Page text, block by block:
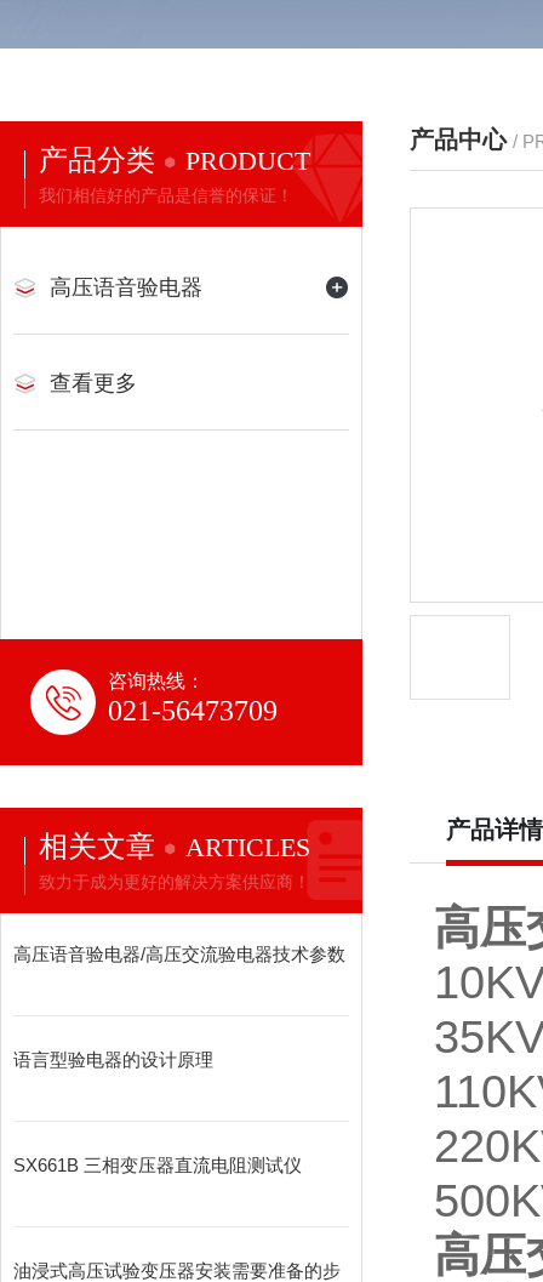
产品分类 PRODUCT
我们相信好的产品是信誉的保证！
高压语音验电器
查看更多
咨询热线：
021-56473709
相关文章 ARTICLES
致力于成为更好的解决方案供应商！
高压语音验电器/高压交流验电器技术参数
语言型验电器的设计原理
SX661B 三相变压器直流电阻测试仪
油浸式高压试验变压器安装需要准备的步
产品中心 /
产品详情
高压
高压